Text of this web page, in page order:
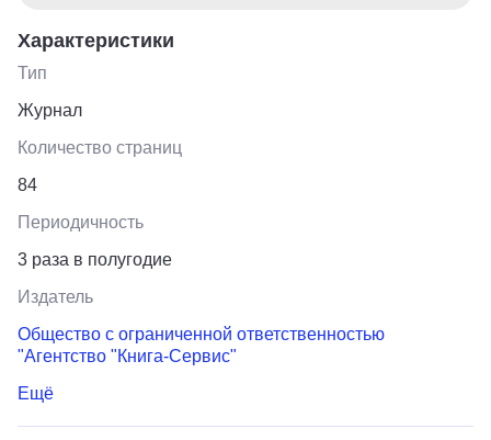
Характеристики
Тип
Журнал
Количество страниц
84
Периодичность
3 раза в полугодие
Издатель
Общество с ограниченной ответственностью
"Агентство "Книга-Сервис"
Ещё